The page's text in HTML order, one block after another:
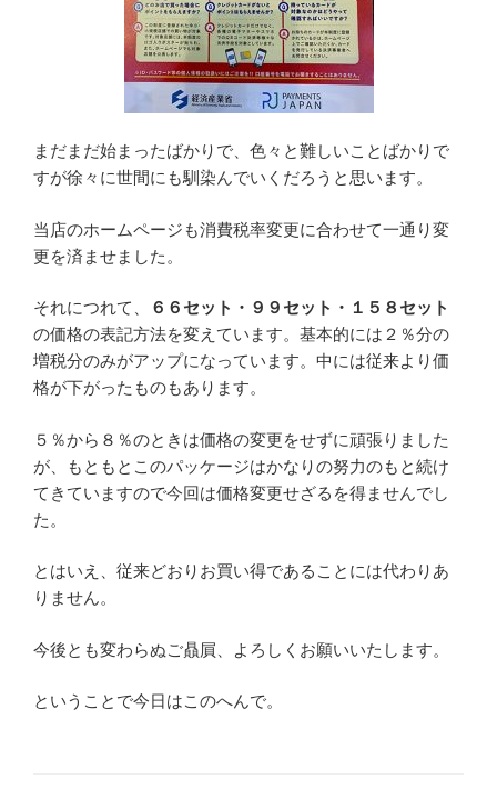
まだまだ始まったばかりで、色々と難しいことばかりで
すが徐々に世間にも馴染んでいくだろうと思います。
当店のホームページも消費税率変更に合わせて一通り変
更を済ませました。
それにつれて、
６６セット・９９セット・１５８セット
の価格の表記方法を変えています。基本的には２％分の
増税分のみがアップになっています。中には従来より価
格が下がったものもあります。
５％から８％のときは価格の変更をせずに頑張りました
が、もともとこのパッケージはかなりの努力のもと続け
てきていますので今回は価格変更せざるを得ませんでし
た。
とはいえ、従来どおりお買い得であることには代わりあ
りません。
今後とも変わらぬご贔屓、よろしくお願いいたします。
ということで今日はこのへんで。